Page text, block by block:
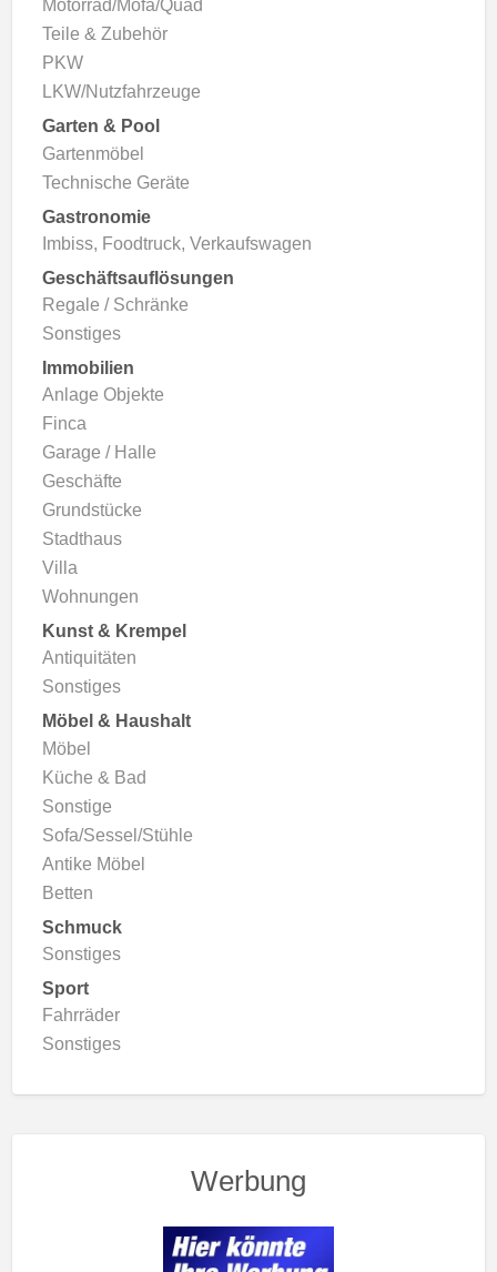
Motorrad/Mofa/Quad
Teile & Zubehör
PKW
LKW/Nutzfahrzeuge
Garten & Pool
Gartenmöbel
Technische Geräte
Gastronomie
Imbiss, Foodtruck, Verkaufswagen
Geschäftsauflösungen
Regale / Schränke
Sonstiges
Immobilien
Anlage Objekte
Finca
Garage / Halle
Geschäfte
Grundstücke
Stadthaus
Villa
Wohnungen
Kunst & Krempel
Antiquitäten
Sonstiges
Möbel & Haushalt
Möbel
Küche & Bad
Sonstige
Sofa/Sessel/Stühle
Antike Möbel
Betten
Schmuck
Sonstiges
Sport
Fahrräder
Sonstiges
Werbung